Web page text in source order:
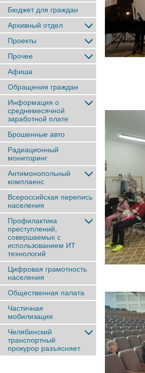
Бюджет для граждан
Архивный отдел
Проекты
Прочее
Афиша
Обращения граждан
Информация о
среднемесячной
заработной плате
Брошенные авто
Радиационный
мониторинг
Антимонопольный
комплаенс
Всероссийская перепись
населения
Профилактика
преступлений,
совершаемых с
использованием ИТ
технологий
Цифровая грамотность
населения
Общественная палата
Частичная
мобилизация
Челябинский
транспортный
прокурор разъясняет